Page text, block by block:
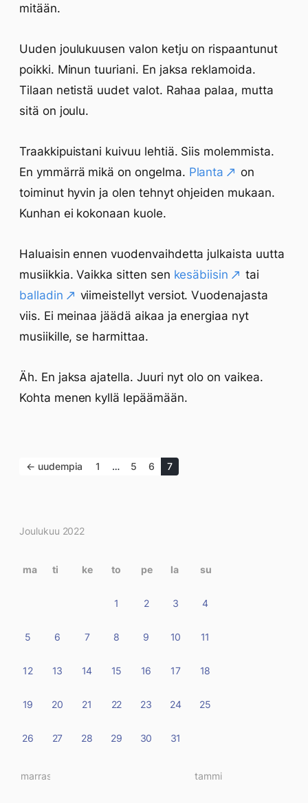
mitään.
Uuden joulukuusen valon ketju on rispaantunut
poikki. Minun tuuriani. En jaksa reklamoida.
Tilaan netistä uudet valot. Rahaa palaa, mutta
sitä on joulu.
Traakkipuistani kuivuu lehtiä. Siis molemmista.
En ymmärrä mikä on ongelma. Planta
on
toiminut hyvin ja olen tehnyt ohjeiden mukaan.
Kunhan ei kokonaan kuole.
Haluaisin ennen vuodenvaihdetta julkaista uutta
musiikkia. Vaikka sitten sen kesäbiisin
tai
balladin
viimeistellyt versiot. Vuodenajasta
viis. Ei meinaa jäädä aikaa ja energiaa nyt
musiikille, se harmittaa.
Äh. En jaksa ajatella. Juuri nyt olo on vaikea.
Kohta menen kyllä lepäämään.
← uudempia 1 … 5 6 7
Kirjoitukset
Joulukuu 2022
ma ti ke to pe la su
1 2 3 4
5 6 7 8 9 10 11
12 13 14 15 16 17 18
19 20 21 22 23 24 25
26 27 28 29 30 31
« marras tammi »